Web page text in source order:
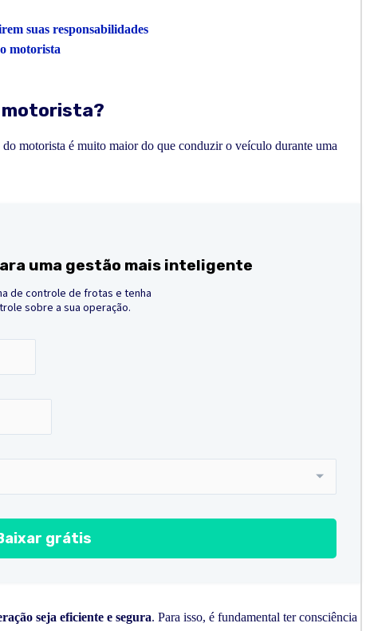
suas responsabilidades
motorista
motorista?
motorista é muito maior do que conduzir o veículo durante uma
uma gestão mais inteligente
de controle de frotas e tenha
sobre a sua operação.
seja eficiente e segura. Para isso, é fundamental ter consciência